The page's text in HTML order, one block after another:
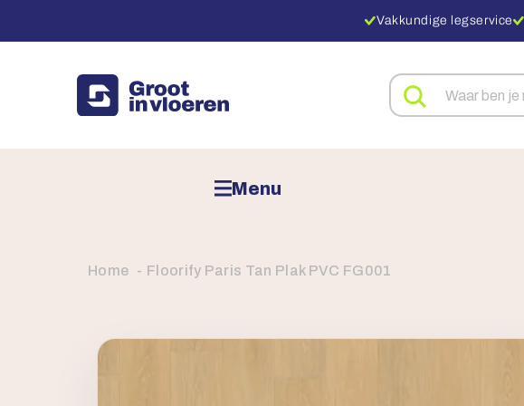
Vakkundige legservice
Zoeken
naar
Menu
Home Floorify Paris Tan Plak PVC FG001